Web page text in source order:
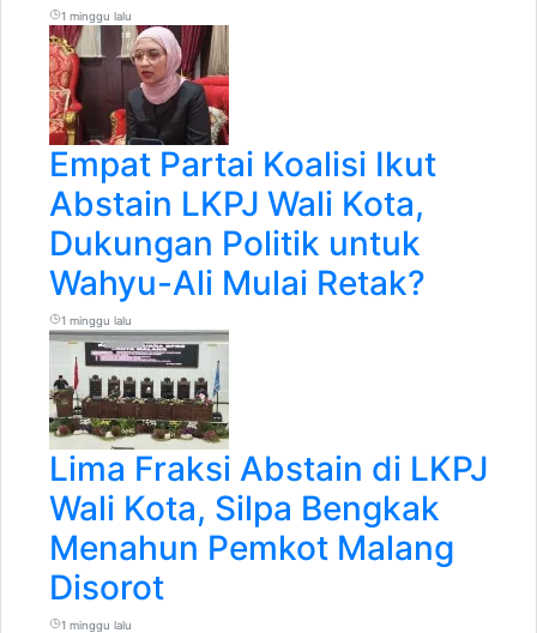
1 minggu lalu
Empat Partai Koalisi Ikut
Abstain LKPJ Wali Kota,
Dukungan Politik untuk
Wahyu-Ali Mulai Retak?
1 minggu lalu
Lima Fraksi Abstain di LKPJ
Wali Kota, Silpa Bengkak
Menahun Pemkot Malang
Disorot
1 minggu lalu